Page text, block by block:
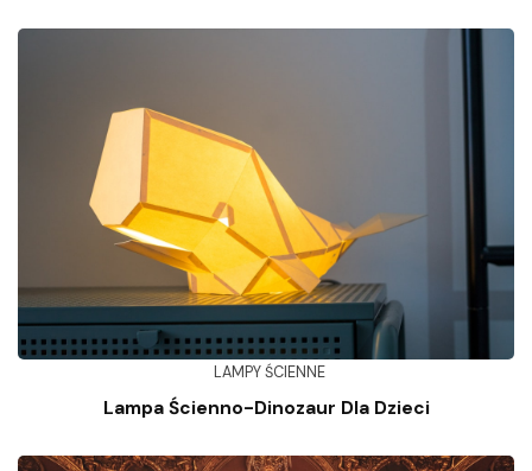
LAMPY ŚCIENNE
Lampa Ścienno-Dinozaur Dla Dzieci